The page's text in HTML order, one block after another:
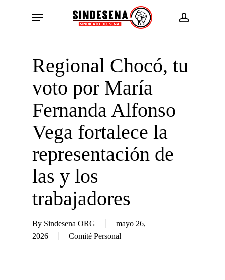
account
Menu
Regional Chocó, tu
voto por María
Fernanda Alfonso
Vega fortalece la
representación de
las y los
trabajadores
By Sindesena ORG
mayo 26,
2026
Comité Personal